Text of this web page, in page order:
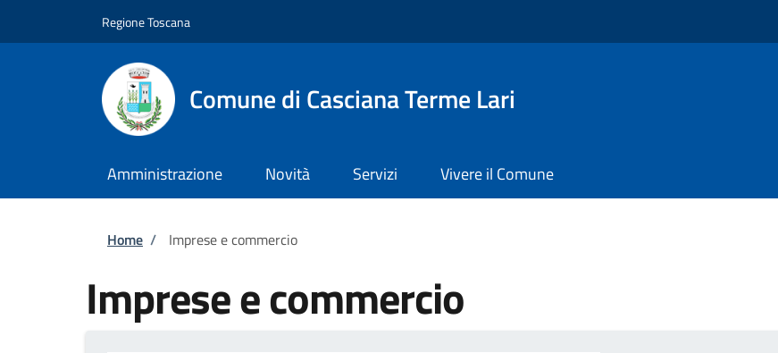
Regione Toscana
Comune di Casciana Terme Lari
Amministrazione Novità Servizi Vivere il Comune
Briciole di pane
Home / Imprese e commercio
Imprese e commercio